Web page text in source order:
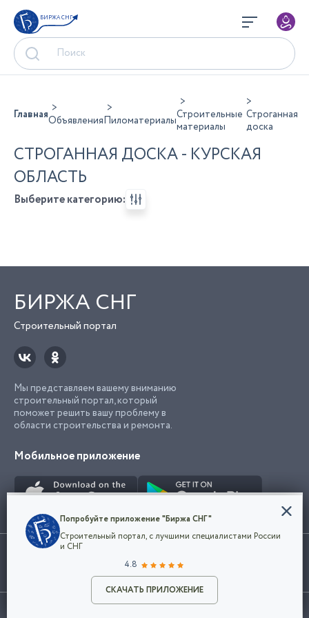
БИРЖА СНГ
Разместить объявление
ГлавнаяОбъявленияПиломатериалыСтроительные
материалы
Строганная
доска
СТРОГАННАЯ ДОСКА - КУРСКАЯ
ОБЛАСТЬ
Выберите категорию:
БИРЖА СНГ
Строительный портал
Мы представляем вашему вниманию
строительный портал, который
поможет решить вашу проблему в
области строительства и ремонта.
Мобильное приложение
Использование сайта, в том числе подача объявлений, означает
марки представленные на сайте являются собственностью их
©2026Биржа СНГ
Конфиденциальность
Мы используем файлы cookie, чтобы сделать
наш сайт удобным для каждого
Политикой конфиденциальности компании
и принимаете условия использования cookie.
Попробуйте приложение "Биржа СНГ"
Строительный портал, с лучшими специалистами России
и СНГ
4.8
СКАЧАТЬ ПРИЛОЖЕНИЕ